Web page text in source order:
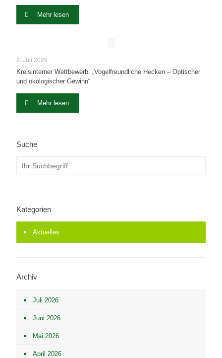
Mehr lesen
2. Juli 2026
Kreisinterner Wettbewerb: „Vogelfreundliche Hecken – Optischer
und ökologischer Gewinn“
Mehr lesen
Suche
Kategorien
Aktuelles
Archiv
Juli 2026
Juni 2026
Mai 2026
April 2026